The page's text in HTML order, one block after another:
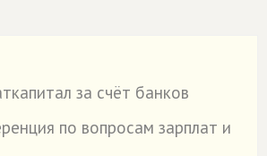
за счёт банков
по вопросам зарплат и